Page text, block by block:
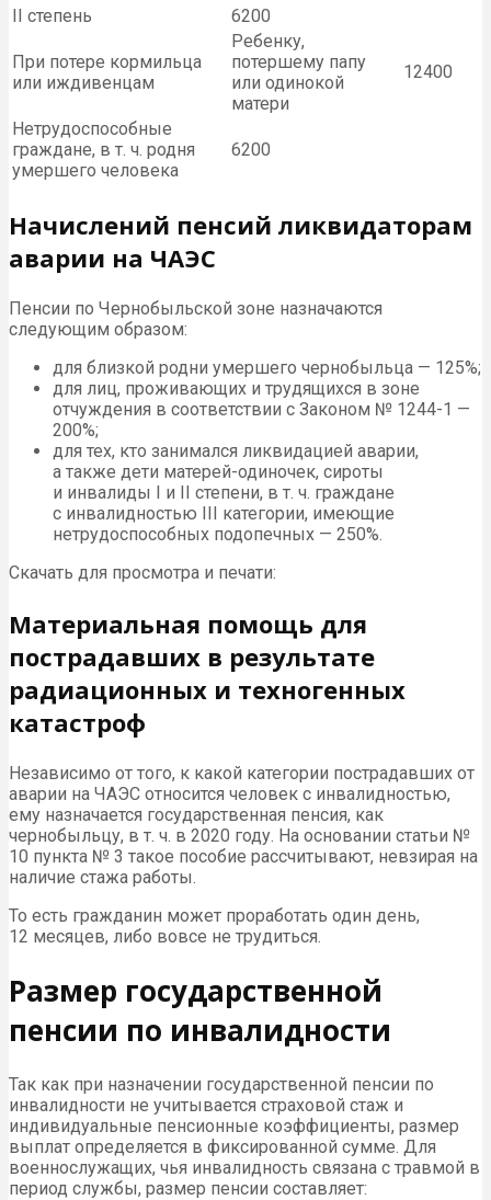
II степень
6200
При потере кормильца
или иждивенцам
Ребенку,
потершему папу
или одинокой
матери
12400
Нетрудоспособные
граждане, в т. ч. родня
умершего человека
6200
Начислений пенсий ликвидаторам
аварии на ЧАЭС
Пенсии по Чернобыльской зоне назначаются
следующим образом:
для близкой родни умершего чернобыльца — 125%;
для лиц, проживающих и трудящихся в зоне
отчуждения в соответствии с Законом № 1244-1 —
200%;
для тех, кто занимался ликвидацией аварии,
а также дети матерей-одиночек, сироты
и инвалиды I и II степени, в т. ч. граждане
с инвалидностью III категории, имеющие
нетрудоспособных подопечных — 250%.
Скачать для просмотра и печати:
Материальная помощь для
пострадавших в результате
радиационных и техногенных
катастроф
Независимо от того, к какой категории пострадавших от
аварии на ЧАЭС относится человек с инвалидностью,
ему назначается государственная пенсия, как
чернобыльцу, в т. ч. в 2020 году. На основании статьи №
10 пункта № 3 такое пособие рассчитывают, невзирая на
наличие стажа работы.
То есть гражданин может проработать один день,
12 месяцев, либо вовсе не трудиться.
Размер государственной
пенсии по инвалидности
Так как при назначении государственной пенсии по
инвалидности не учитывается страховой стаж и
индивидуальные пенсионные коэффициенты, размер
выплат определяется в фиксированной сумме. Для
военнослужащих, чья инвалидность связана с травмой в
период службы, размер пенсии составляет: